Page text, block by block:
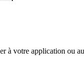
à votre application ou